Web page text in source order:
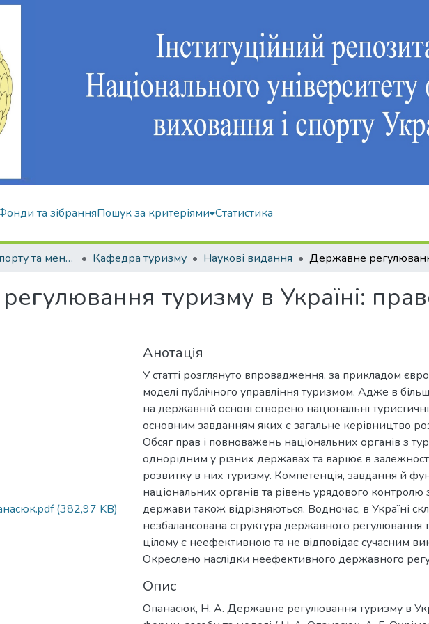
та зібранняПошук за критеріями Статистика
Факультет спорту та менеджменту Кафедра туризму Наукові видання
туризму в Україні:
(382,97 KB)
Анотація
У статті розглянуто впровадження, за прикладом
моделі публічного управління туризмом. Адже в
на державній основі створено національні туристичні
основним завданням яких є загальне керівництво
Обсяг прав і повноважень національних органів з
однорідним у різних державах та варіює в
розвитку в них туризму. Компетенція, завдання й
національних органів та рівень урядового
держави також відрізняються. Водночас, в Україні
незбалансована структура державного
цілому є неефективною та не відповідає сучасним
Окреслено наслідки неефективного державного
Опис
Опанасюк, Н. А. Державне регулювання туризму в